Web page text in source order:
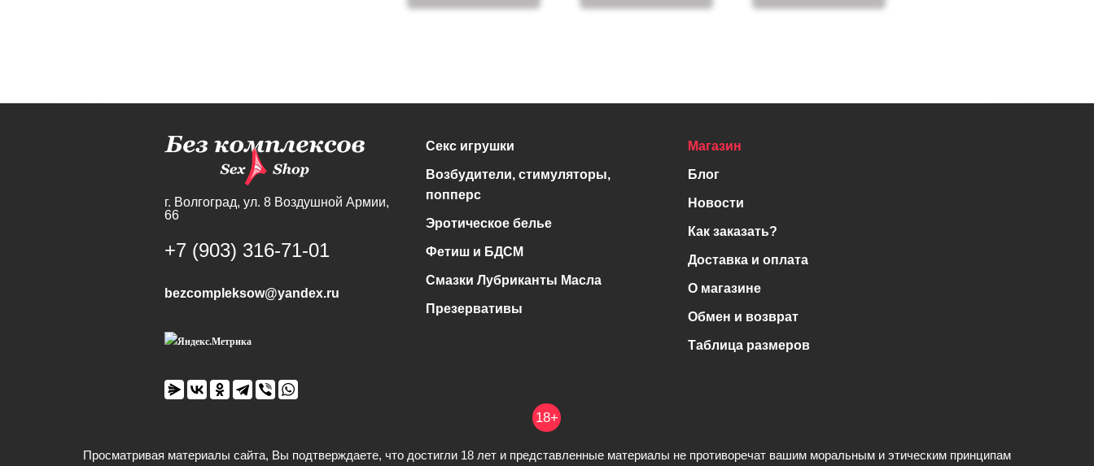
г. Волгоград, ул. 8 Воздушной Армии,
66
+7 (903) 316-71-01
bezcompleksow@yandex.ru
Секс игрушки
Возбудители, стимуляторы,
попперс
Эротическое белье
Фетиш и БДСМ
Смазки Лубриканты Масла
Презервативы
Магазин
Блог
Новости
Как заказать?
Доставка и оплата
О магазине
Обмен и возврат
Таблица размеров
18+
Просматривая материалы сайта, Вы подтверждаете, что достигли 18 лет и представленные материалы не противоречат вашим моральным и этическим принципам